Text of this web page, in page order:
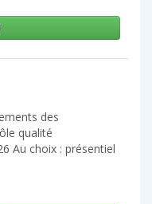
des
qualité
Au choix : présentiel